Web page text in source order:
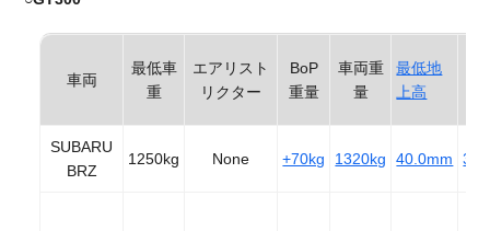
車両
最低車
重
エアリスト
リクター
BoP
重量
車両重
量
最低地
上高
SUBARU
BRZ
1250kg None +70kg 1320kg 40.0mm